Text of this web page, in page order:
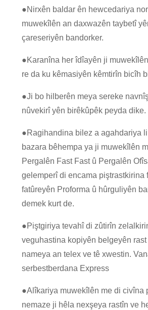
●Nirxên baldar ên hewcedariya
muwekîlên an daxwazên taybetî
çareseriyên bandorker.
●Karanîna her îdîayên ji
re da ku kêmasiyên kêmtirîn bicîh
●Ji bo hilberên meya sereke
nûvekirî yên birêkûpêk peyda dike.
●Ragihandina bilez a agahdariya
bazara bêhempa ya ji muwekîlên
Pergalên Fast Fast û Pergalên
gelemperî di encama piştrastkirina
fatûreyên Proforma û hûrguliyên
demek kurt de.
●Piştgiriya tevahî di zûtirîn
veguhastina kopiyên belgeyên
nameya an telex ve tê xwestin.
serbestberdana Express
●Alîkariya muwekîlên me di civîna
nemaze ji hêla nexşeya rastîn ve